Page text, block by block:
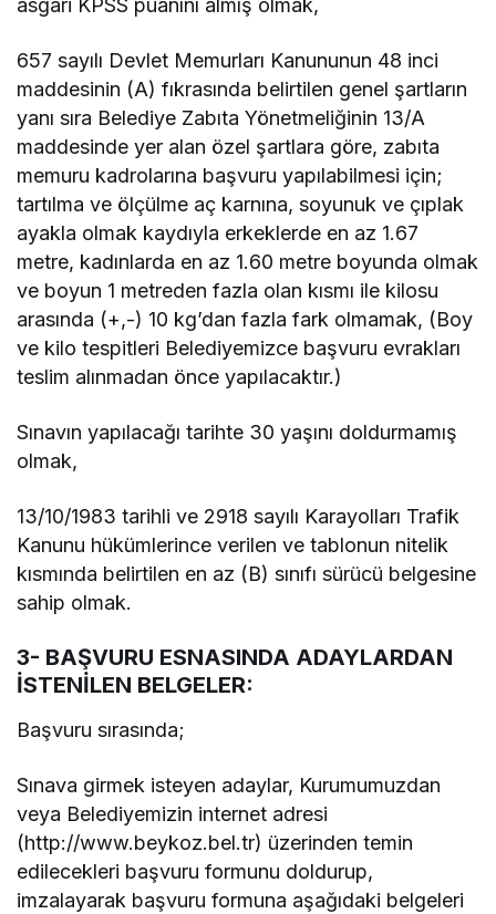
asgari KPSS puanını almış olmak,
657 sayılı Devlet Memurları Kanununun 48 inci
maddesinin (A) fıkrasında belirtilen genel şartların
yanı sıra Belediye Zabıta Yönetmeliğinin 13/A
maddesinde yer alan özel şartlara göre, zabıta
memuru kadrolarına başvuru yapılabilmesi için;
tartılma ve ölçülme aç karnına, soyunuk ve çıplak
ayakla olmak kaydıyla erkeklerde en az 1.67
metre, kadınlarda en az 1.60 metre boyunda olmak
ve boyun 1 metreden fazla olan kısmı ile kilosu
arasında (+,-) 10 kg’dan fazla fark olmamak, (Boy
ve kilo tespitleri Belediyemizce başvuru evrakları
teslim alınmadan önce yapılacaktır.)
Sınavın yapılacağı tarihte 30 yaşını doldurmamış
olmak,
13/10/1983 tarihli ve 2918 sayılı Karayolları Trafik
Kanunu hükümlerince verilen ve tablonun nitelik
kısmında belirtilen en az (B) sınıfı sürücü belgesine
sahip olmak.
3- BAŞVURU ESNASINDA ADAYLARDAN
İSTENİLEN BELGELER:
Başvuru sırasında;
Sınava girmek isteyen adaylar, Kurumumuzdan
veya Belediyemizin internet adresi
(http://www.beykoz.bel.tr) üzerinden temin
edilecekleri başvuru formunu doldurup,
imzalayarak başvuru formuna aşağıdaki belgeleri